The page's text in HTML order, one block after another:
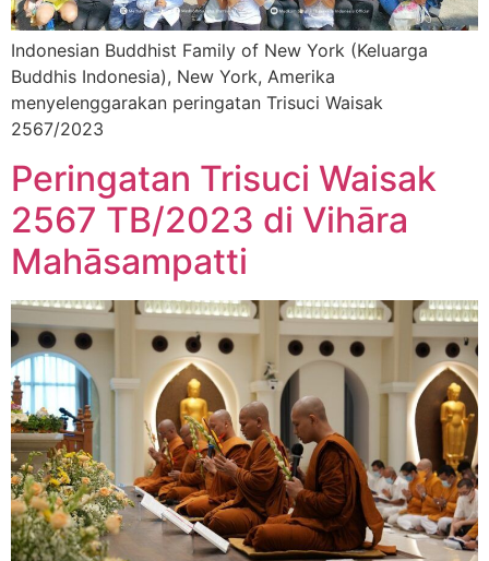
Indonesian Buddhist Family of New York (Keluarga
Buddhis Indonesia), New York, Amerika
menyelenggarakan peringatan Trisuci Waisak
2567/2023
Peringatan Trisuci Waisak
2567 TB/2023 di Vihāra
Mahāsampatti